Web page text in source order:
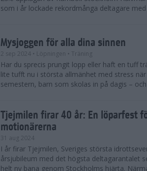
som i år lockade rekordmånga deltagare
Mysjoggen för alla dina sinnen
2 sep 2024 • Löpningen • Träning
Har du sprecis prungit lopp eller haft en tuff
lite tufft nu i största allmänhet med stress
semestern, barn som skolas in på dagis – och
Tjejmilen firar 40 år: En löparfest
motionärerna
31 aug 2024
I år firar Tjejmilen, Sveriges största
årsjubileum med det högsta deltagarantalet
helt ny bana genom Stockholms hjärta.